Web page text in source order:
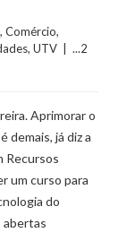
, Comércio
, UTV
  |  ...2
Aprimorar o
demais, já diz a
Recursos
um curso para
do
abertas